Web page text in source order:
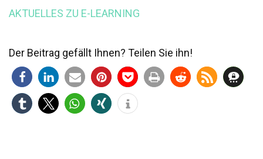
AKTUELLES ZU E-LEARNING
Der Beitrag gefällt Ihnen? Teilen Sie ihn!